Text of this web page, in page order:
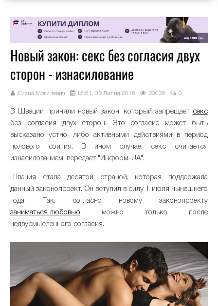
Новый закон: секс без согласия двух
сторон - изнасилование
Диана Могилевич 15:51, 02 Липня 2018 20039 0
В Швеции приняли новый закон, который запрещает секс
без согласия двух сторон. Это согласие может быть
высказано устно, либо активными действиями в период
полового соития. В ином случае, секс считается
изнасилованием, передает "Информ-UA".
Швеция стала десятой страной, которая поддержала
данный законопроект. Он вступил в силу 1 июля нынешнего
года. Так, согласно новому законопроекту
заниматься любовью можно только после
недвусмысленного согласия.